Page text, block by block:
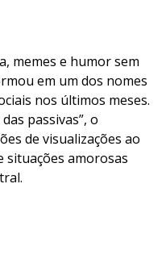
memes e humor sem
em um dos nomes
nos últimos meses.
passivas”, o
de visualizações ao
situações amorosas